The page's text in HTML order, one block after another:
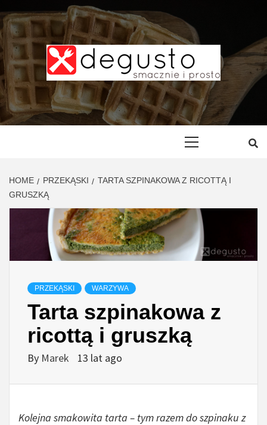
to
content
DEGUSTO –
PRZEPISY
SMACZNE I
PROSTE
HOME PRZEKĄSKI
TARTA SZPINAKOWA Z RICOTTĄ I
GRUSZKĄ
PRZEKĄSKI WARZYWA
Tarta szpinakowa z
ricottą i gruszką
By Marek 13 lat ago
Kolejna smakowita tarta – tym razem do szpinaku z